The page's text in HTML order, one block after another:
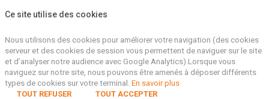
Ce site utilise des cookies
Nous utilisons des cookies pour améliorer votre navigation (des cookies
serveur et des cookies de session vous permettent de naviguer sur le site
et d’analyser notre audience avec Google Analytics).Lorsque vous
naviguez sur notre site, nous pouvons être amenés à déposer différents
types de cookies sur votre terminal. En savoir plus
TOUT REFUSER
TOUT ACCEPTER